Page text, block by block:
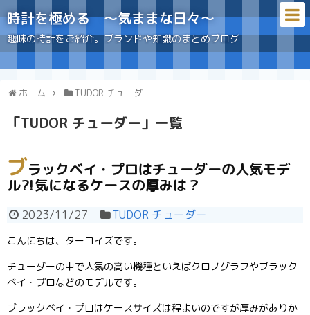
時計を極める 〜気ままな日々〜
趣味の時計をご紹介。ブランドや知識のまとめブログ
ホーム TUDOR チューダー
「TUDOR チューダー 」 一覧
ブラックベイ・プロはチューダーの人気モデ
ル⁈気になるケースの厚みは？
2023/11/27 TUDOR チューダー
こんにちは、ターコイズです。
チューダーの中で人気の高い機種といえばクロノグラフやブラック
ベイ・プロなどのモデルです。
ブラックベイ・プロはケースサイズは程よいのですが厚みがありか